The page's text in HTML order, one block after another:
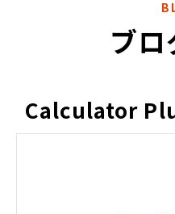
ブ
Calculator